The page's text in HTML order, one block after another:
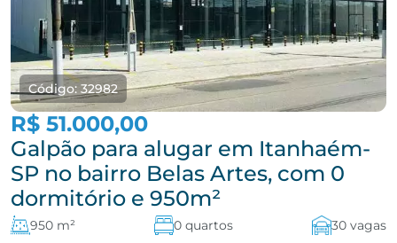
Código: 32982
R$ 51.000,00
Galpão para alugar em Itanhaém-
SP no bairro Belas Artes, com 0
dormitório e 950m²
950 m² 0 quartos 30 vagas